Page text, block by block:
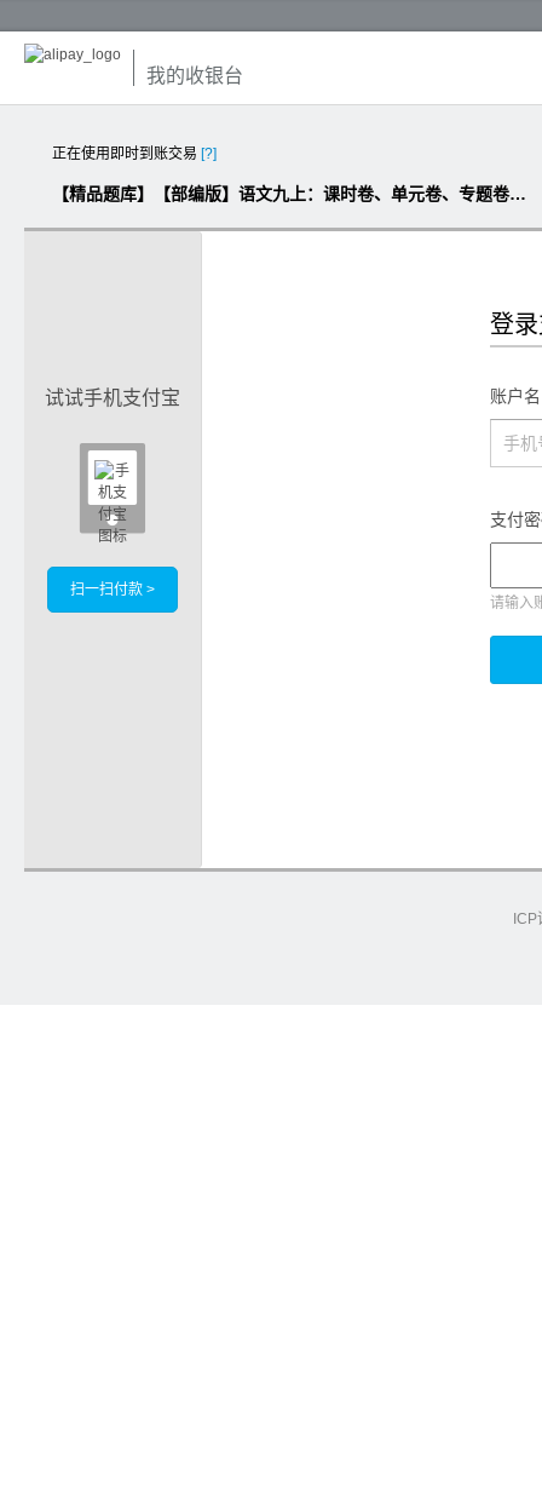
我的收银台
正在使用即时到账交易 [?]
【精品题库】【部编版】语文九上：课时卷、单元卷、专题卷、期中期末卷（含答案）
试试手机支付宝

扫一扫付款 >
登
账户
支付
请输入